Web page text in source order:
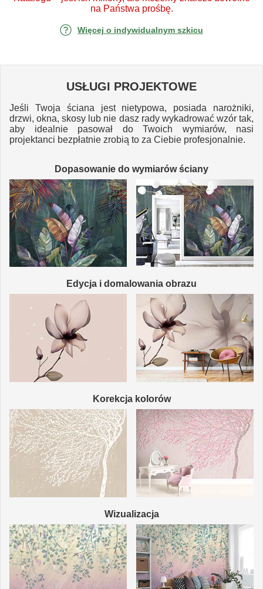
na Państwa prośbę.
Więcej o indywidualnym szkicu
USŁUGI PROJEKTOWE
Jeśli Twoja ściana jest nietypowa, posiada narożniki,
drzwi, okna, skosy lub nie dasz rady wykadrować wzór tak,
aby idealnie pasował do Twoich wymiarów, nasi
projektanci bezpłatnie zrobią to za Ciebie profesjonalnie.
Dopasowanie do wymiarów ściany
Edycja i domalowania obrazu
Korekcja kolorów
Wizualizacja